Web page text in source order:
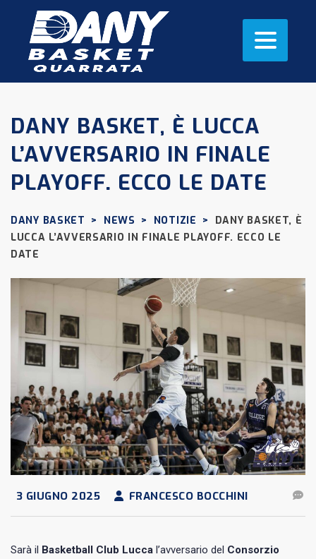
DANY BASKET, È LUCCA
L’AVVERSARIO IN FINALE
PLAYOFF. ECCO LE DATE
DANY BASKET > NEWS > NOTIZIE >
DANY BASKET, È
LUCCA L’AVVERSARIO IN FINALE PLAYOFF. ECCO LE
DATE
3 GIUGNO 2025 FRANCESCO BOCCHINI
Sarà il Basketball Club Lucca l’avversario del Consorzio